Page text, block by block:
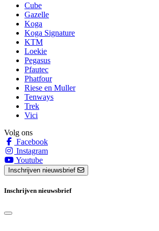
Cube
Gazelle
Koga
Koga Signature
KTM
Loekie
Pegasus
Pfautec
Phatfour
Riese en Muller
Tenways
Trek
Vici
Volg ons
Facebook
Instagram
Youtube
Inschrijven nieuwsbrief
Inschrijven nieuwsbrief